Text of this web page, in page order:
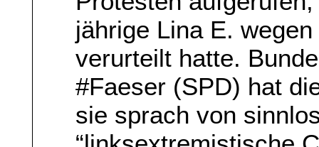
jährige Lina E.
verurteilt hatte.
#Faeser (SPD) hat
sie sprach von